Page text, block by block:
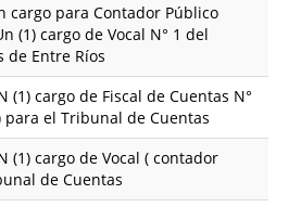
cargo para Contador Público
(1) cargo de Vocal N° 1 del
de Entre Ríos
(1) cargo de Fiscal de Cuentas N°
el Tribunal de Cuentas
(1) cargo de Vocal ( contador
de Cuentas